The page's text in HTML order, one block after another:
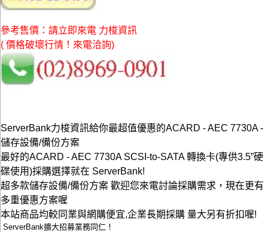
參考售價：請立即來電 力梭資訊
( 價格破壞行情！來電洽詢)
ServerBank力梭資訊給你最超值優惠的ACARD - AEC 7730A -
儲存設備/備份方案
最好的ACARD - AEC 7730A SCSI-to-SATA 轉換卡(專供3.5”硬
碟使用)採購選擇就在 ServerBank!
超多款儲存設備/備份方案 歡迎您來電討論採購需求，現在更有
多重優惠方案喔
本站商品均較同業與網購便宜,企業長期採購 量大另有折扣喔!
ServerBank擴大招募業務同仁！